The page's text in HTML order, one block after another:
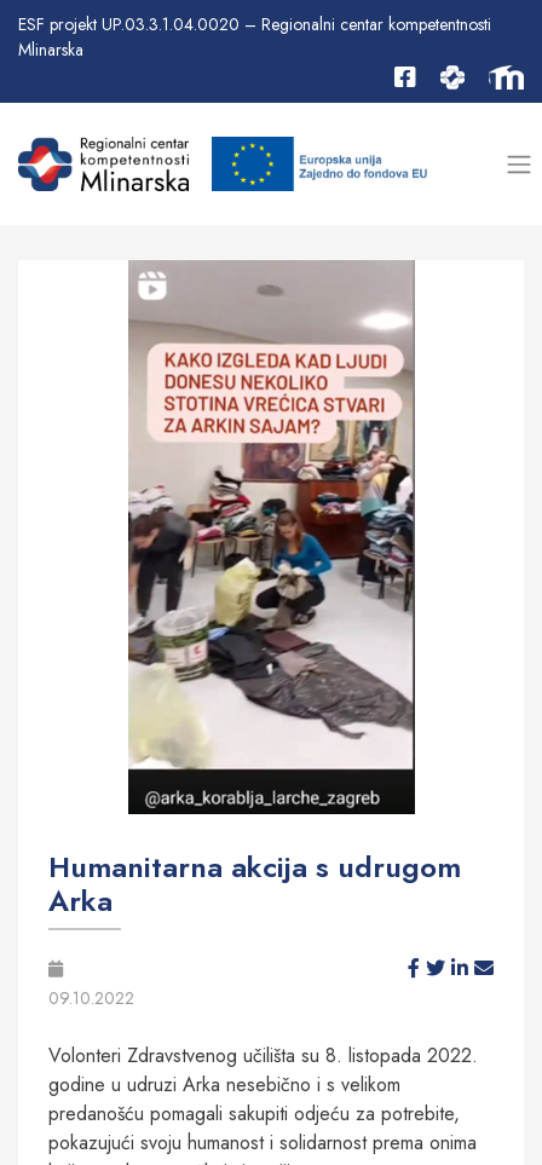
ESF projekt UP.03.3.1.04.0020 – Regionalni centar kompetentnosti
Mlinarska
Humanitarna akcija s udrugom
Arka
09.10.2022
Volonteri Zdravstvenog učilišta su 8. listopada 2022.
godine u udruzi Arka nesebično i s velikom
predanošću pomagali sakupiti odjeću za potrebite,
pokazujući svoju humanost i solidarnost prema onima